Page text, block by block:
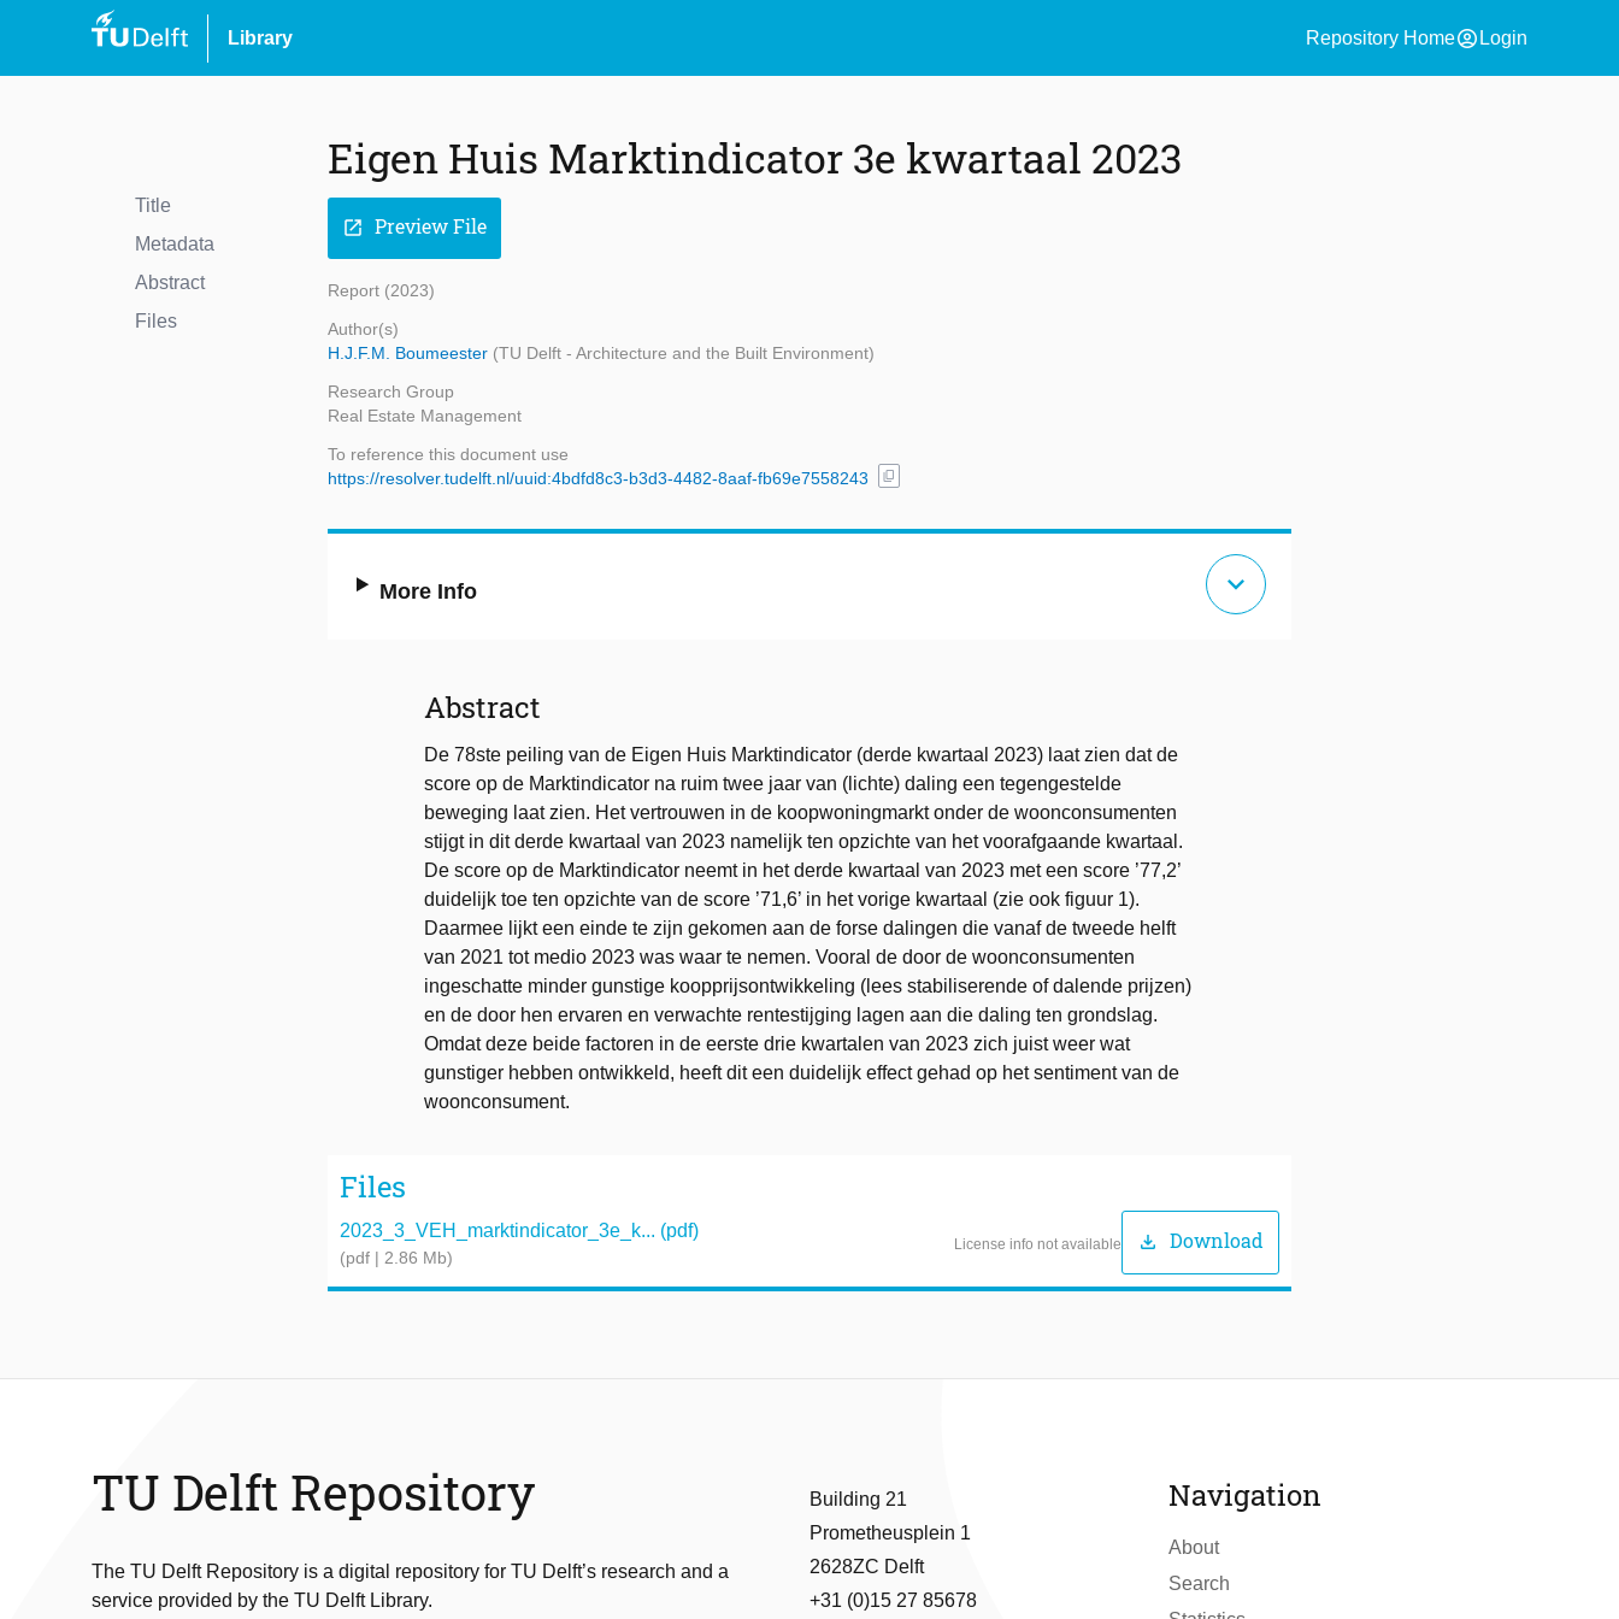
Library Repository Homeaccount_circle Login
Title
Metadata
Abstract
Files
Eigen Huis Marktindicator 3e kwartaal 2023
open_in_new Preview File
Report (2023)
Author(s)
H.J.F.M. Boumeester (TU Delft - Architecture and the Built Environment)
Research Group
Real Estate Management
To reference this document use
https://resolver.tudelft.nl/uuid:4bdfd8c3-b3d3-4482-8aaf-fb69e7558243
content_copy
More Info expand_more
Abstract
De 78ste peiling van de Eigen Huis Marktindicator (derde kwartaal 2023) laat zien dat de
score op de Marktindicator na ruim twee jaar van (lichte) daling een tegengestelde
beweging laat zien. Het vertrouwen in de koopwoningmarkt onder de woonconsumenten
stijgt in dit derde kwartaal van 2023 namelijk ten opzichte van het voorafgaande kwartaal.
De score op de Marktindicator neemt in het derde kwartaal van 2023 met een score ’77,2’
duidelijk toe ten opzichte van de score ’71,6’ in het vorige kwartaal (zie ook figuur 1).
Daarmee lijkt een einde te zijn gekomen aan de forse dalingen die vanaf de tweede helft
van 2021 tot medio 2023 was waar te nemen. Vooral de door de woonconsumenten
ingeschatte minder gunstige koopprijsontwikkeling (lees stabiliserende of dalende prijzen)
en de door hen ervaren en verwachte rentestijging lagen aan die daling ten grondslag.
Omdat deze beide factoren in de eerste drie kwartalen van 2023 zich juist weer wat
gunstiger hebben ontwikkeld, heeft dit een duidelijk effect gehad op het sentiment van de
woonconsument.
Files
2023_3_VEH_marktindicator_3e_k... (pdf)
(pdf | 2.86 Mb)
License info not available download Download
TU Delft Repository
The TU Delft Repository is a digital repository for TU Delft’s research and a
service provided by the TU Delft Library.
Building 21
Prometheusplein 1
2628ZC Delft
+31 (0)15 27 85678
Navigation
About
Search